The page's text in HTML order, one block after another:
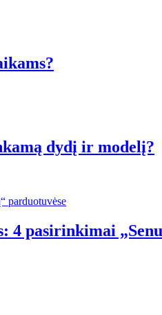
dydį ir modelį?
pasirinkimai